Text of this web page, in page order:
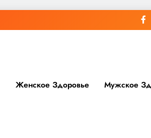
Женское Здоровье Мужское